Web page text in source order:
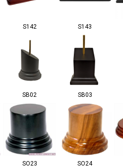
S142 S143
SB02 SB03
SO23 SO24